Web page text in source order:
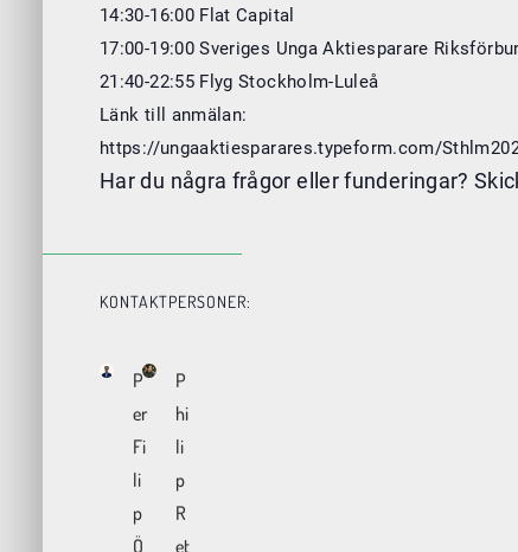
14:30-16:00 Flat Capital
17:00-19:00 Sveriges Unga Aktiesparare
21:40-22:55 Flyg Stockholm-Luleå
Länk till anmälan:
https://ungaaktiesparares.typeform.com/
Har du några frågor eller funderingar?
KONTAKTPERSONER:
P
er
Fi
li
p
Ö
P
hi
li
p
R
et